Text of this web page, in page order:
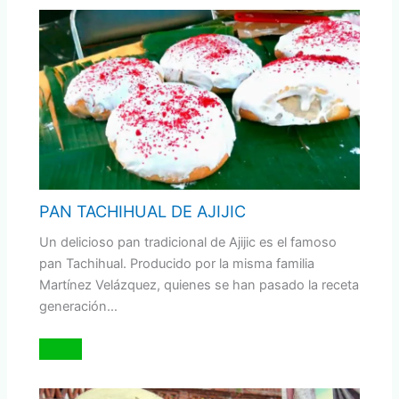
PAN TACHIHUAL DE AJIJIC
Un delicioso pan tradicional de Ajijic es el famoso
pan Tachihual. Producido por la misma familia
Martínez Velázquez, quienes se han pasado la receta
generación…